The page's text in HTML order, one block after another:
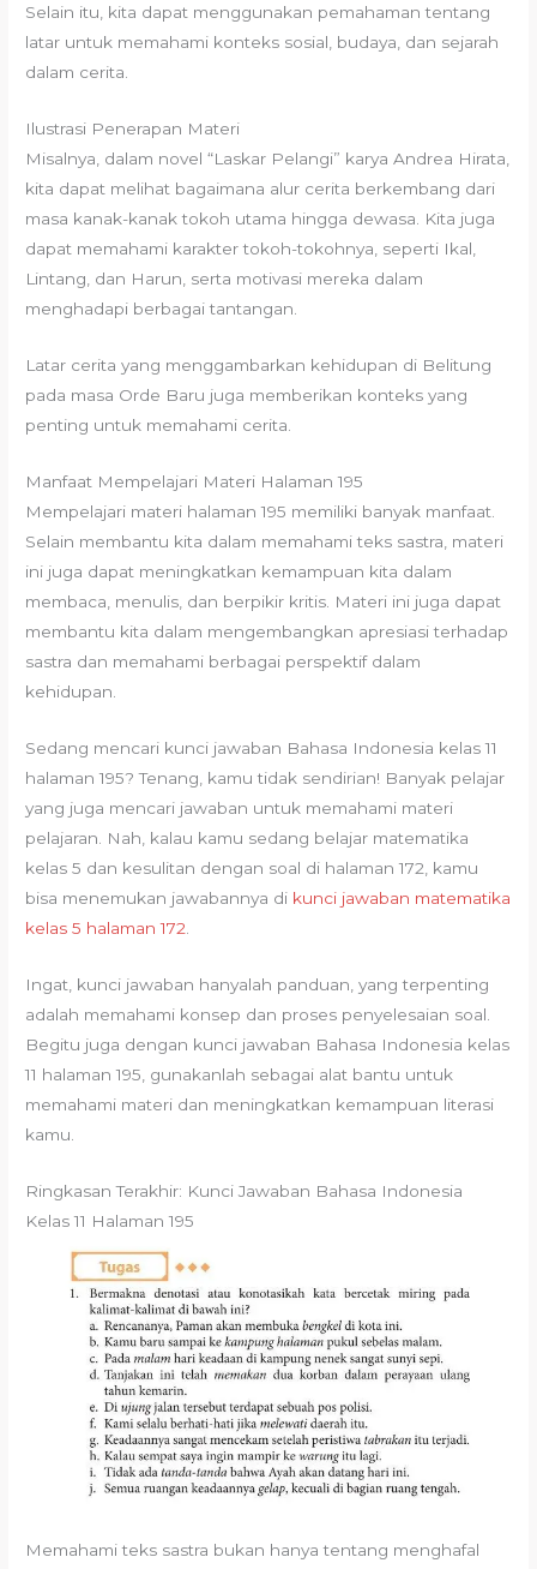
Selain itu, kita dapat menggunakan pemahaman tentang
latar untuk memahami konteks sosial, budaya, dan sejarah
dalam cerita.
Ilustrasi Penerapan Materi
Misalnya, dalam novel “Laskar Pelangi” karya Andrea Hirata,
kita dapat melihat bagaimana alur cerita berkembang dari
masa kanak-kanak tokoh utama hingga dewasa. Kita juga
dapat memahami karakter tokoh-tokohnya, seperti Ikal,
Lintang, dan Harun, serta motivasi mereka dalam
menghadapi berbagai tantangan.
Latar cerita yang menggambarkan kehidupan di Belitung
pada masa Orde Baru juga memberikan konteks yang
penting untuk memahami cerita.
Manfaat Mempelajari Materi Halaman 195
Mempelajari materi halaman 195 memiliki banyak manfaat.
Selain membantu kita dalam memahami teks sastra, materi
ini juga dapat meningkatkan kemampuan kita dalam
membaca, menulis, dan berpikir kritis. Materi ini juga dapat
membantu kita dalam mengembangkan apresiasi terhadap
sastra dan memahami berbagai perspektif dalam
kehidupan.
Sedang mencari kunci jawaban Bahasa Indonesia kelas 11
halaman 195? Tenang, kamu tidak sendirian! Banyak pelajar
yang juga mencari jawaban untuk memahami materi
pelajaran. Nah, kalau kamu sedang belajar matematika
kelas 5 dan kesulitan dengan soal di halaman 172, kamu
bisa menemukan jawabannya di kunci jawaban matematika
kelas 5 halaman 172
Ingat, kunci jawaban hanyalah panduan, yang terpenting
adalah memahami konsep dan proses penyelesaian soal.
Begitu juga dengan kunci jawaban Bahasa Indonesia kelas
11 halaman 195, gunakanlah sebagai alat bantu untuk
memahami materi dan meningkatkan kemampuan literasi
kamu.
Ringkasan Terakhir: Kunci Jawaban Bahasa Indonesia
Kelas 11 Halaman 195
Memahami teks sastra bukan hanya tentang menghafal